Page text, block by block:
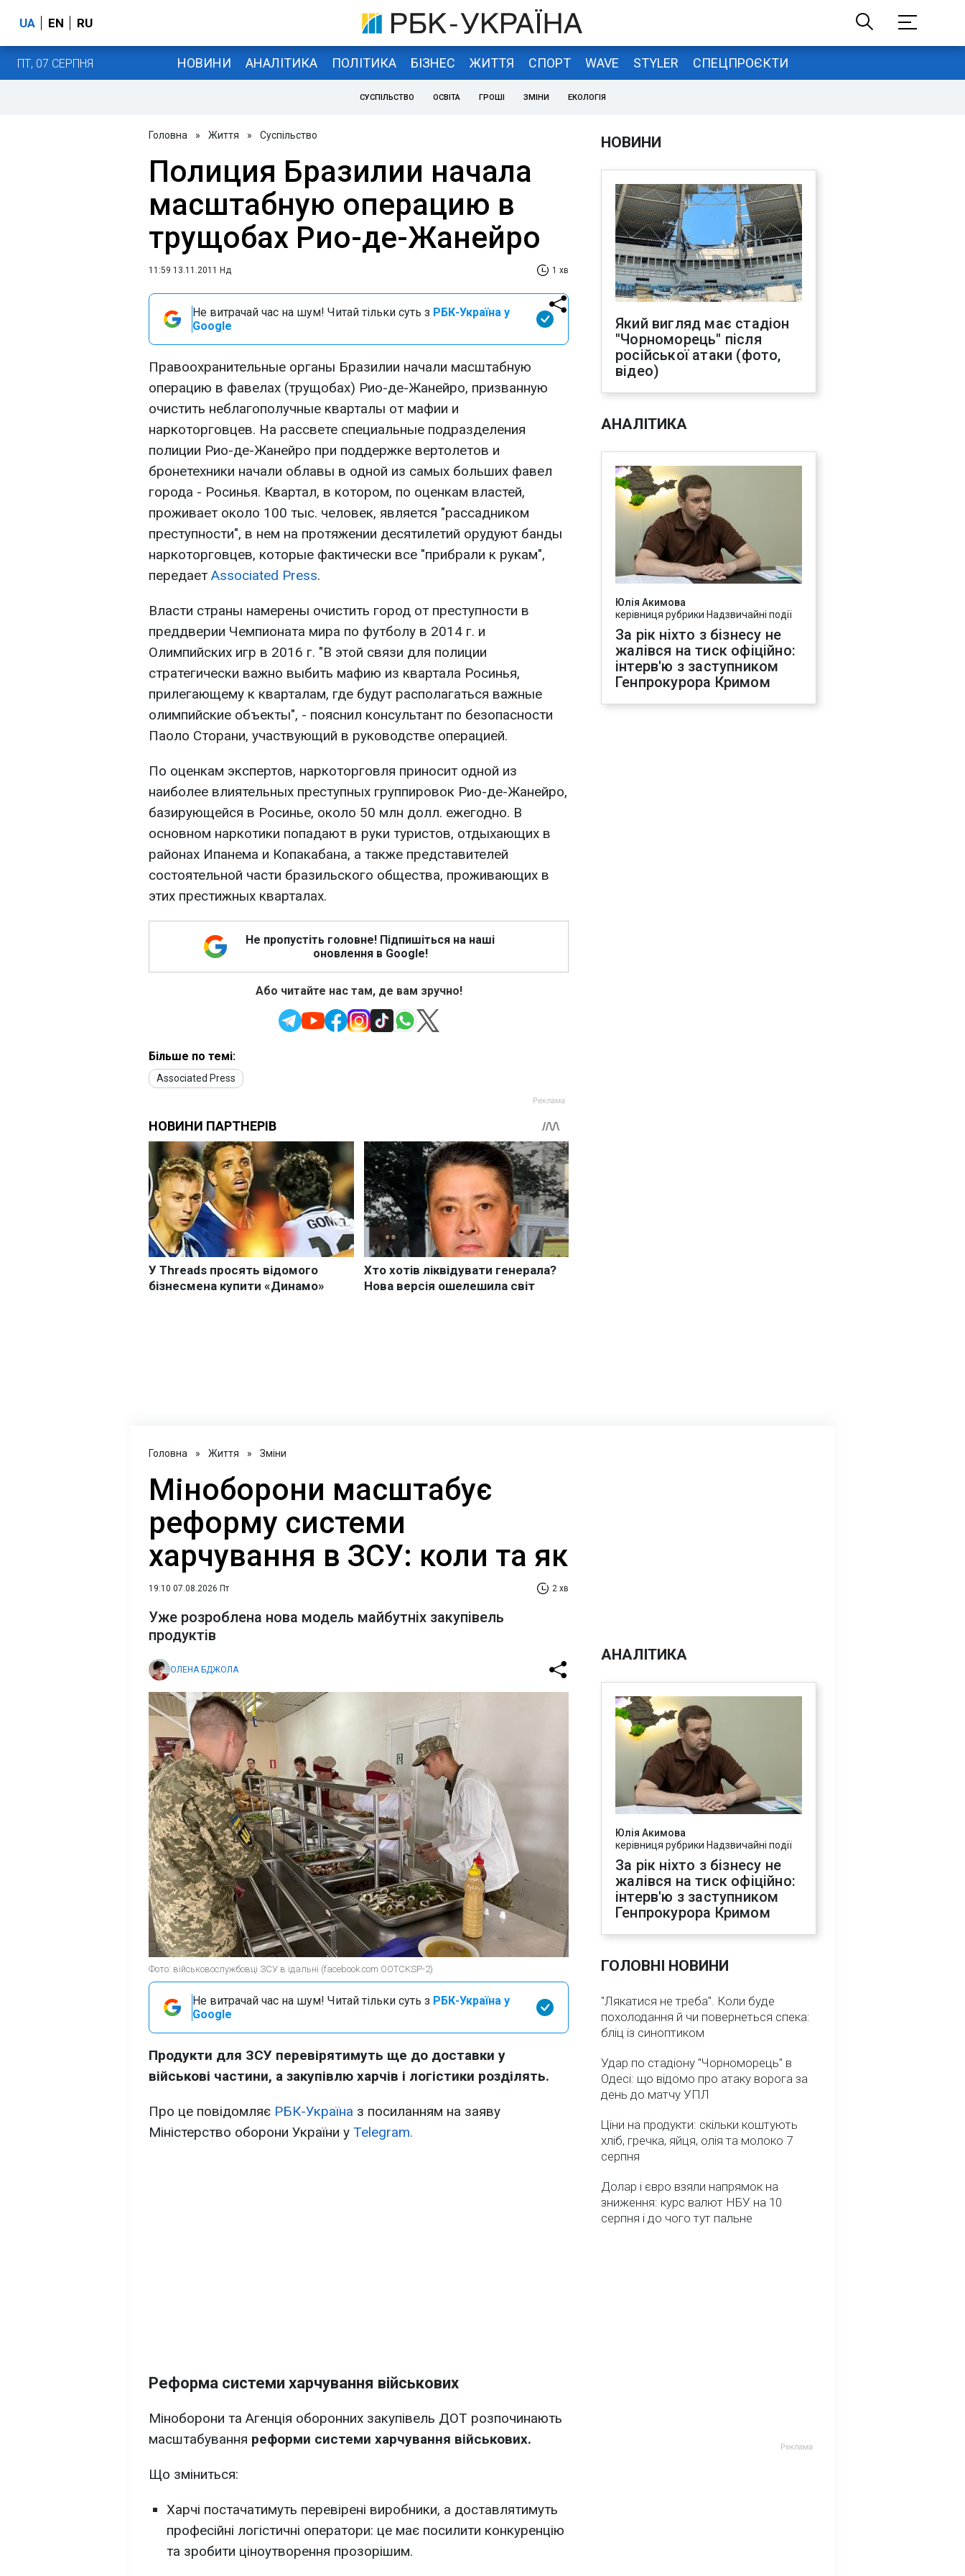
UA EN RU
ПТ, 07 СЕРПНЯ НОВИНИ АНАЛІТИКА ПОЛІТИКА БІЗНЕС ЖИТТЯ СПОРТ WAVE STYLER СПЕЦПРОЄКТИ
СУСПІЛЬСТВО ОСВІТА ГРОШІ ЗМІНИ ЕКОЛОГІЯ
Головна » Життя » Суспільство
Полиция Бразилии начала
масштабную операцию в
трущобах Рио-де-Жанейро
11:59 13.11.2011 Нд 1 хв
Не витрачай час на шум! Читай тільки суть з РБК-Україна у
Google
Правоохранительные органы Бразилии начали масштабную
операцию в фавелах (трущобах) Рио-де-Жанейро, призванную
очистить неблагополучные кварталы от мафии и
наркоторговцев. На рассвете специальные подразделения
полиции Рио-де-Жанейро при поддержке вертолетов и
бронетехники начали облавы в одной из самых больших фавел
города - Росинья. Квартал, в котором, по оценкам властей,
проживает около 100 тыс. человек, является "рассадником
преступности", в нем на протяжении десятилетий орудуют банды
наркоторговцев, которые фактически все "прибрали к рукам",
передает Associated Press.
Власти страны намерены очистить город от преступности в
преддверии Чемпионата мира по футболу в 2014 г. и
Олимпийских игр в 2016 г. "В этой связи для полиции
стратегически важно выбить мафию из квартала Росинья,
прилегающему к кварталам, где будут располагаться важные
олимпийские объекты", - пояснил консультант по безопасности
Паоло Сторани, участвующий в руководстве операцией.
По оценкам экспертов, наркоторговля приносит одной из
наиболее влиятельных преступных группировок Рио-де-Жанейро,
базирующейся в Росинье, около 50 млн долл. ежегодно. В
основном наркотики попадают в руки туристов, отдыхающих в
районах Ипанема и Копакабана, а также представителей
состоятельной части бразильского общества, проживающих в
этих престижных кварталах.
Не пропустіть головне! Підпишіться на наші
оновлення в Google!
Або читайте нас там, де вам зручно!
Більше по темі:
Associated Press
НОВИНИ
Який вигляд має стадіон
"Чорноморець" після
російської атаки (фото,
відео)
АНАЛІТИКА
Юлія Акимова
керівниця рубрики Надзвичайні події
За рік ніхто з бізнесу не
жалівся на тиск офіційно:
інтерв'ю з заступником
Генпрокурора Кримом
Головна » Життя » Зміни
Міноборони масштабує
реформу системи
харчування в ЗСУ: коли та як
19:10 07.08.2026 Пт 2 хв
Уже розроблена нова модель майбутніх закупівель
продуктів
ОЛЕНА БДЖОЛА
Фото: військовослужбовці ЗСУ в їдальні (facebook.com OOTCKSP-2)
Не витрачай час на шум! Читай тільки суть з РБК-Україна у
Google
Продукти для ЗСУ перевірятимуть ще до доставки у
військові частини, а закупівлю харчів і логістики розділять.
Про це повідомляє РБК-Україна з посиланням на заяву
Міністерство оборони України у Telegram.
Реформа системи харчування військових
Міноборони та Агенція оборонних закупівель ДОТ розпочинають
масштабування реформи системи харчування військових.
Що зміниться:
Харчі постачатимуть перевірені виробники, а доставлятимуть
професійні логістичні оператори: це має посилити конкуренцію
та зробити ціноутворення прозорішим.
АНАЛІТИКА
Юлія Акимова
керівниця рубрики Надзвичайні події
За рік ніхто з бізнесу не
жалівся на тиск офіційно:
інтерв'ю з заступником
Генпрокурора Кримом
ГОЛОВНІ НОВИНИ
"Лякатися не треба". Коли буде
похолодання й чи повернеться спека:
бліц із синоптиком
Удар по стадіону "Чорноморець" в
Одесі: що відомо про атаку ворога за
день до матчу УПЛ
Ціни на продукти: скільки коштують
хліб, гречка, яйця, олія та молоко 7
серпня
Долар і євро взяли напрямок на
зниження: курс валют НБУ на 10
серпня і до чого тут пальне